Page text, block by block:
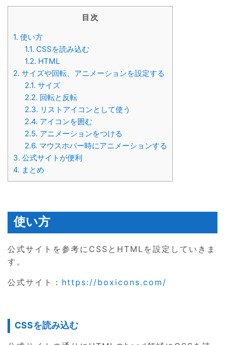
目次
1. 使い方
1.1. CSSを読み込む
1.2. HTML
2. サイズや回転、アニメーションを設定する
2.1. サイズ
2.2. 回転と反転
2.3. リストアイコンとして使う
2.4. アイコンを囲む
2.5. アニメーションをつける
2.6. マウスホバー時にアニメーションする
3. 公式サイトが便利
4. まとめ
使い方
公式サイトを参考にCSSとHTMLを設定していきま
す。
公式サイト： https://boxicons.com/
CSSを読み込む